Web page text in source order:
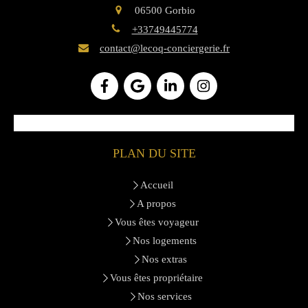
06500 Gorbio
+33749445774
contact@lecoq-conciergerie.fr
PLAN DU SITE
Accueil
A propos
Vous êtes voyageur
Nos logements
Nos extras
Vous êtes propriétaire
Nos services